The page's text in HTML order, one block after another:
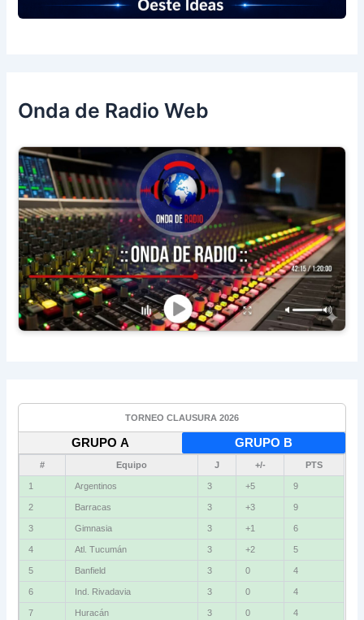
Onda de Radio Web
TORNEO CLAUSURA 2026
GRUPO A GRUPO B
# Equipo J +/- PTS
1 Argentinos 3 +5 9
2 Barracas 3 +3 9
3 Gimnasia 3 +1 6
4 Atl. Tucumán 3 +2 5
5 Banfield 3 0 4
6 Ind. Rivadavia 3 0 4
7 Huracán 3 0 4